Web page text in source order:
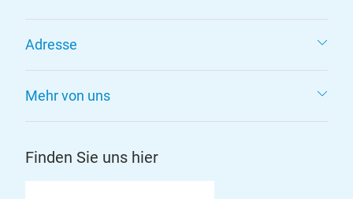
Adresse
Mehr von uns
Finden Sie uns hier